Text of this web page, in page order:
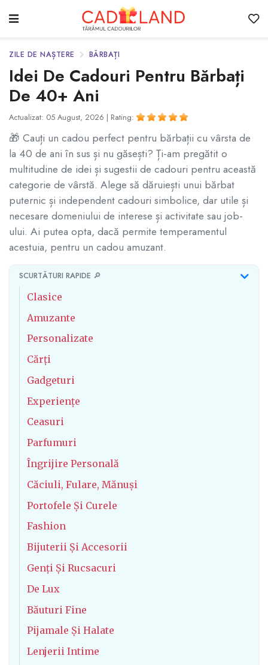
ZILE DE NAȘTERE BĂRBAȚI
Idei De Cadouri Pentru Bărbați
De 40+ Ani
Actualizat: 05 August, 2026 | Rating:
🎁 Cauți un cadou perfect pentru bărbații cu vârsta de
la 40 de ani în sus și nu găsești? Ți-am pregătit o
multitudine de idei și sugestii de cadouri pentru această
categorie de vârstă. Alege să dăruiești unui bărbat
puternic și independent cadouri simbolice, dar utile și
necesare domeniului de interese și activitate sau job-
ului. Ai putea opta, dacă permite temperamentul
acestuia, pentru un cadou amuzant.
SCURTĂTURI RAPIDE 🔎
Clasice
Amuzante
Personalizate
Cărți
Gadgeturi
Experiențe
Ceasuri
Parfumuri
Îngrijire Personală
Căciuli, Fulare, Mănuși
Portofele Și Curele
Fashion
Bijuterii Și Accesorii
Genți Și Rucsacuri
De Lux
Băuturi Fine
Pijamale Și Halate
Lenjerii Intime